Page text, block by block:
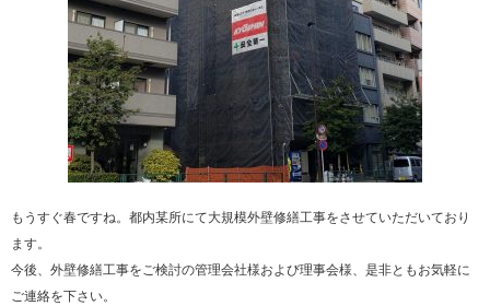
もうすぐ春ですね。都内某所にて大規模外壁修繕工事をさせていただいており
ます。
今後、外壁修繕工事をご検討の管理会社様および理事会様、是非ともお気軽に
ご連絡を下さい。